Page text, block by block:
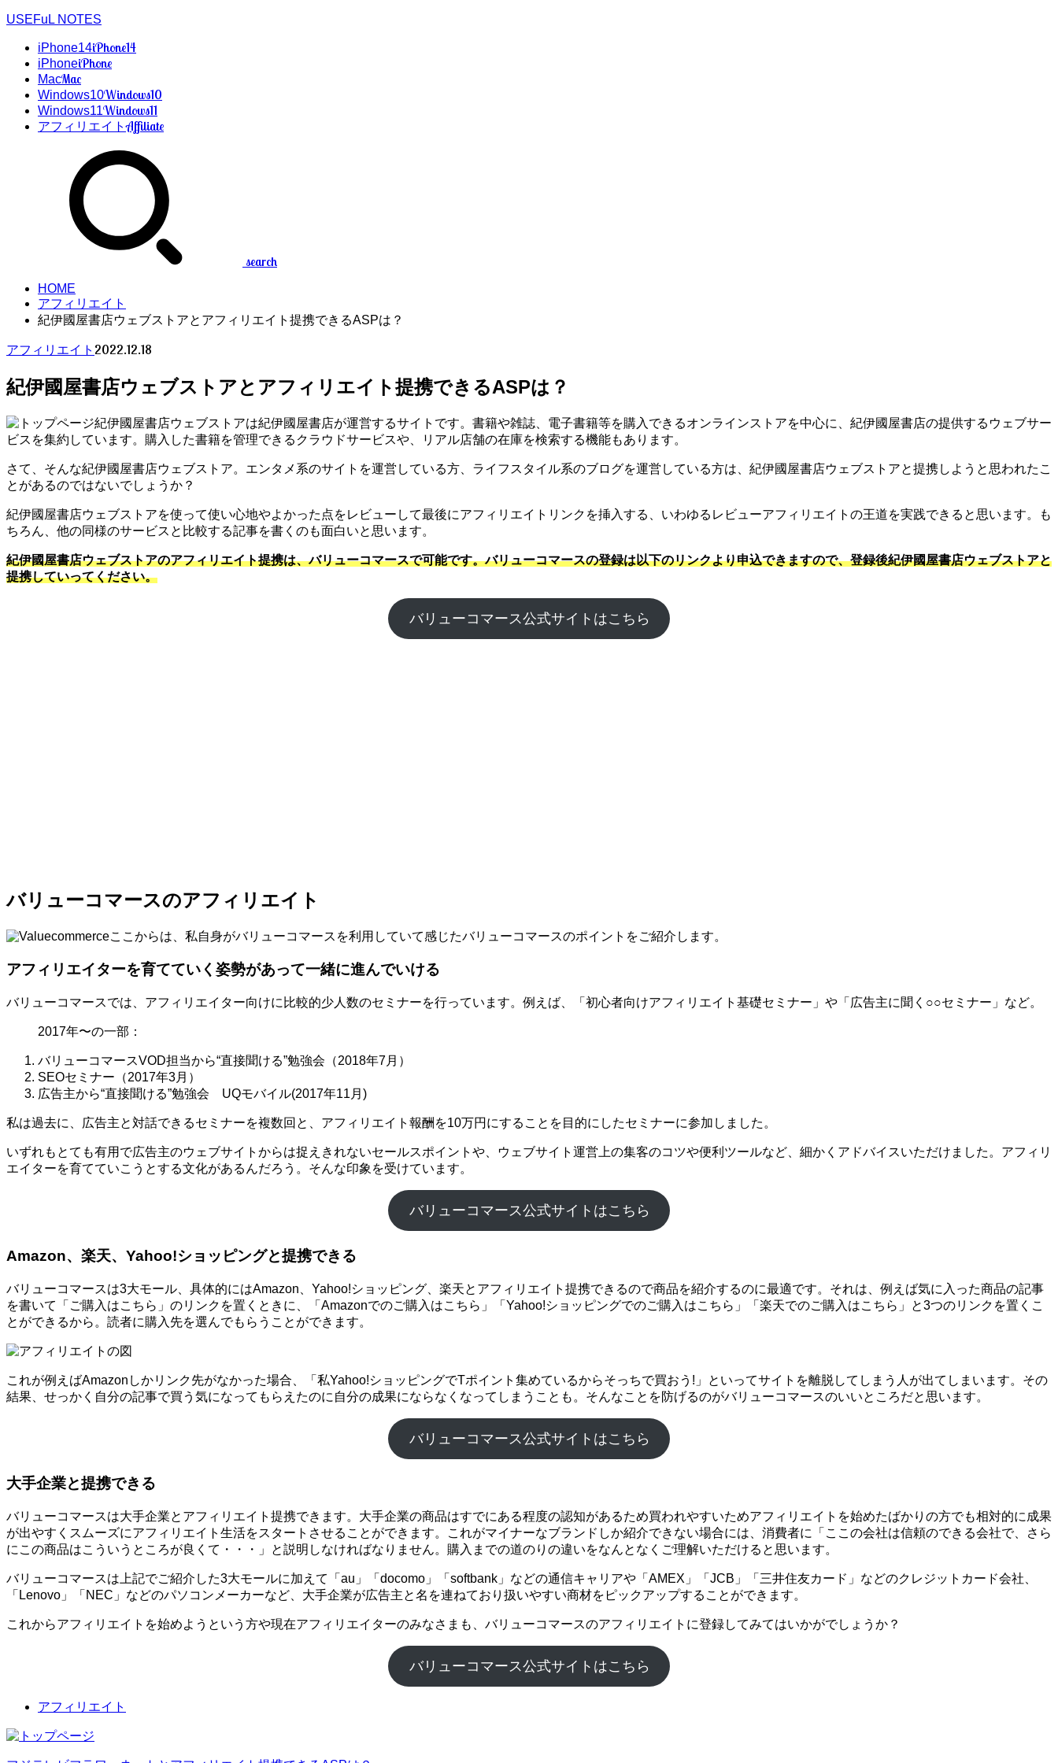
USEFuL NOTES
iPhone14iPhone14
iPhoneiPhone
MacMac
Windows10Windows10
Windows11Windows11
アフィリエイトAffiliate
search
HOME
アフィリエイト
紀伊國屋書店ウェブストアとアフィリエイト提携できるASPは？
アフィリエイト 2022.12.18
紀伊國屋書店ウェブストアとアフィリエイト提携できるASPは？
紀伊國屋書店ウェブストアは紀伊國屋書店が運営するサイトです。書籍や雑誌、電子書籍等を購入できるオンラインストアを中心に、紀伊國屋書店の提供するウェブサー
ビスを集約しています。購入した書籍を管理できるクラウドサービスや、リアル店舗の在庫を検索する機能もあります。
さて、そんな紀伊國屋書店ウェブストア。エンタメ系のサイトを運営している方、ライフスタイル系のブログを運営している方は、紀伊國屋書店ウェブストアと提携しようと思われたこ
とがあるのではないでしょうか？
紀伊國屋書店ウェブストアを使って使い心地やよかった点をレビューして最後にアフィリエイトリンクを挿入する、いわゆるレビューアフィリエイトの王道を実践できると思います。も
ちろん、他の同様のサービスと比較する記事を書くのも面白いと思います。
紀伊國屋書店ウェブストアのアフィリエイト提携は、バリューコマースで可能です。バリューコマースの登録は以下のリンクより申込できますので、登録後紀伊國屋書店ウェブストアと
提携していってください。
バリューコマース公式サイトはこちら
バリューコマースのアフィリエイト
ここからは、私自身がバリューコマースを利用していて感じたバリューコマースのポイントをご紹介します。
アフィリエイターを育てていく姿勢があって一緒に進んでいける
バリューコマースでは、アフィリエイター向けに比較的少人数のセミナーを行っています。例えば、「初心者向けアフィリエイト基礎セミナー」や「広告主に聞く○○セミナー」など。
2017年〜の一部：
バリューコマースVOD担当から“直接聞ける”勉強会（2018年7月）
SEOセミナー（2017年3月）
広告主から“直接聞ける”勉強会 UQモバイル(2017年11月)
私は過去に、広告主と対話できるセミナーを複数回と、アフィリエイト報酬を10万円にすることを目的にしたセミナーに参加しました。
いずれもとても有用で広告主のウェブサイトからは捉えきれないセールスポイントや、ウェブサイト運営上の集客のコツや便利ツールなど、細かくアドバイスいただけました。アフィリ
エイターを育てていこうとする文化があるんだろう。そんな印象を受けています。
バリューコマース公式サイトはこちら
Amazon、楽天、Yahoo!ショッピングと提携できる
バリューコマースは3大モール、具体的にはAmazon、Yahoo!ショッピング、楽天とアフィリエイト提携できるので商品を紹介するのに最適です。それは、例えば気に入った商品の記事
を書いて「ご購入はこちら」のリンクを置くときに、「Amazonでのご購入はこちら」「Yahoo!ショッピングでのご購入はこちら」「楽天でのご購入はこちら」と3つのリンクを置くこ
とができるから。読者に購入先を選んでもらうことができます。
これが例えばAmazonしかリンク先がなかった場合、「私Yahoo!ショッピングでTポイント集めているからそっちで買おう!」といってサイトを離脱してしまう人が出てしまいます。その
結果、せっかく自分の記事で買う気になってもらえたのに自分の成果にならなくなってしまうことも。そんなことを防げるのがバリューコマースのいいところだと思います。
バリューコマース公式サイトはこちら
大手企業と提携できる
バリューコマースは大手企業とアフィリエイト提携できます。大手企業の商品はすでにある程度の認知があるため買われやすいためアフィリエイトを始めたばかりの方でも相対的に成果
が出やすくスムーズにアフィリエイト生活をスタートさせることができます。これがマイナーなブランドしか紹介できない場合には、消費者に「ここの会社は信頼のできる会社で、さら
にこの商品はこういうところが良くて・・・」と説明しなければなりません。購入までの道のりの違いをなんとなくご理解いただけると思います。
バリューコマースは上記でご紹介した3大モールに加えて「au」「docomo」「softbank」などの通信キャリアや「AMEX」「JCB」「三井住友カード」などのクレジットカード会社、
「Lenovo」「NEC」などのパソコンメーカーなど、大手企業が広告主と名を連ねており扱いやすい商材をピックアップすることができます。
これからアフィリエイトを始めようという方や現在アフィリエイターのみなさまも、バリューコマースのアフィリエイトに登録してみてはいかがでしょうか？
バリューコマース公式サイトはこちら
アフィリエイト